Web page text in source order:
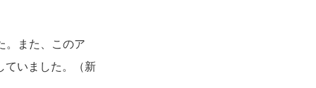
。また、このア
ていました。（新